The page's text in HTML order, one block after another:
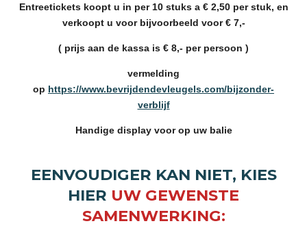
Entreetickets koopt u in per 10 stuks a € 2,50 per stuk, en
verkoopt u voor bijvoorbeeld voor € 7,-
( prijs aan de kassa is € 8,- per persoon )
vermelding
op https://www.bevrijdendevleugels.com/bijzonder-
verblijf
Handige display voor op uw balie
EENVOUDIGER KAN NIET, KIES
HIER UW GEWENSTE
SAMENWERKING: